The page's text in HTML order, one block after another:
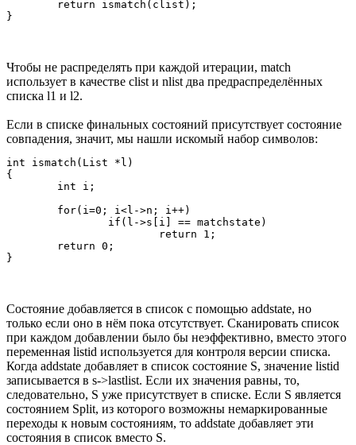
Чтобы не распределять при каждой итерации, match
использует в качестве clist и nlist два предраспределённых
списка l1 и l2.
Если в списке финальных состояний присутствует состояние
совпадения, значит, мы нашли искомый набор символов:
int ismatch(List *l)
{
Состояние добавляется в список с помощью addstate, но
только если оно в нём пока отсутствует. Сканировать список
при каждом добавлении было бы неэффективно, вместо этого
переменная listid используется для контроля версии списка.
Когда addstate добавляет в список состояние S, значение listid
записывается в s->lastlist. Если их значения равны, то,
следовательно, S уже присутствует в списке. Если S является
состоянием Split, из которого возможны немаркированные
переходы к новым состояниям, то addstate добавляет эти
состояния в список вместо S.